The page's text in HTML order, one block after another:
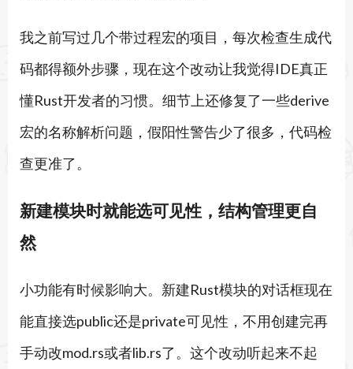
我之前写过几个带过程宏的项目，每次检查生成代
码都得额外步骤，现在这个改动让我觉得IDE真正
懂Rust开发者的习惯。细节上还修复了一些derive
宏的名称解析问题，假阳性警告少了很多，代码检
查更准了。
新建模块时就能选可见性，结构管理更自
然
小功能有时候影响大。新建Rust模块的对话框现在
能直接选public还是private可见性，不用创建完再
手动改mod.rs或者lib.rs了。这个改动听起来不起